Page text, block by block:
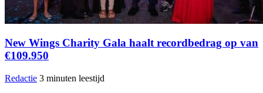
New Wings Charity Gala haalt recordbedrag op van
€109.950
Redactie 3 minuten leestijd